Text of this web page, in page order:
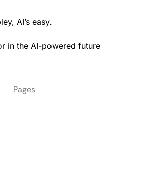
AI’s easy.
in the AI-powered future
Pages